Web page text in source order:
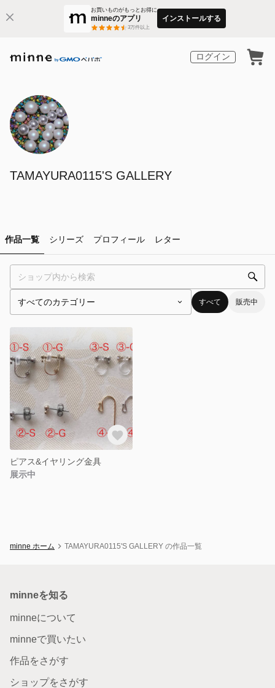
お買いものがもっとお得に
minneのアプリ
3万件以上
インストールする
ログイン
TAMAYURA0115'S GALLERY
作品一覧 シリーズ プロフィール レター
すべて 販売中
ピアス&イヤリング金具
展示中
minne ホーム TAMAYURA0115'S GALLERY の作品一覧
minneを知る
minneについて
minneで買いたい
作品をさがす
ショップをさがす